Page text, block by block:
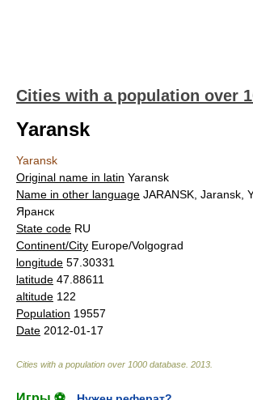
Cities with a population over
Yaransk
Yaransk
Original name in latin Yaransk
Name in other language JARANSK, Jaransk,
Яранск
State code RU
Continent/City Europe/Volgograd
longitude 57.30331
latitude 47.88611
altitude 122
Population 19557
Date 2012-01-17
Cities with a population over 1000 database 2013